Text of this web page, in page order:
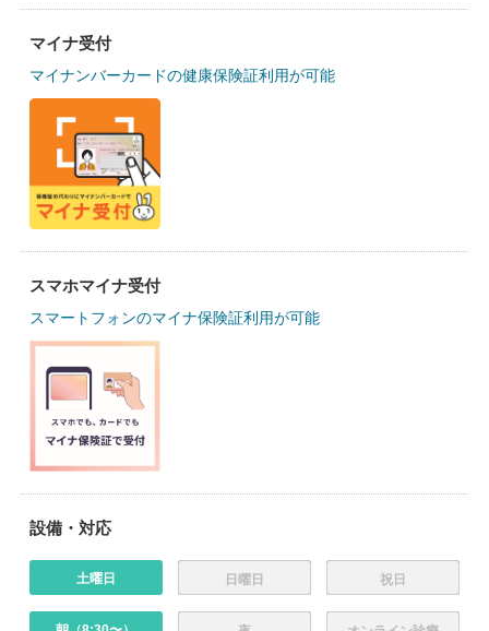
マイナ受付
マイナンバーカードの健康保険証利用が可能
スマホマイナ受付
スマートフォンのマイナ保険証利用が可能
設備・対応
土曜日 日曜日 祝日